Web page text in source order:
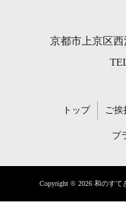
京都市上京区
トップ ご挨
プ
Copyright © 2026 和のすて